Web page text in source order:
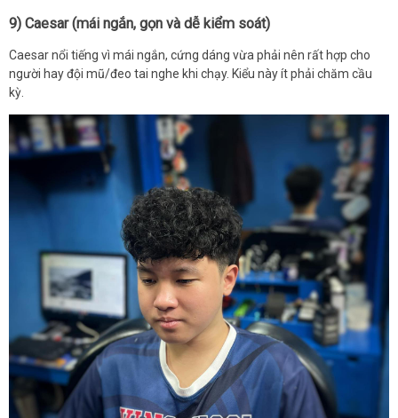
9) Caesar (mái ngắn, gọn và dễ kiểm soát)
Caesar nổi tiếng vì mái ngắn, cứng dáng vừa phải nên rất hợp cho
người hay đội mũ/đeo tai nghe khi chạy. Kiểu này ít phải chăm cầu
kỳ.